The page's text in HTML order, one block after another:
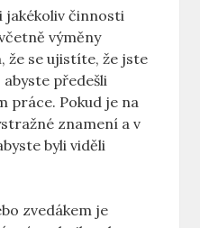
‌jakékoliv‍ činnosti
⁤výměny
že se ⁣ujistíte, že⁢ jste
předešli‌
práce. Pokud je na
znamení a v
byli viděli
zvedákem je